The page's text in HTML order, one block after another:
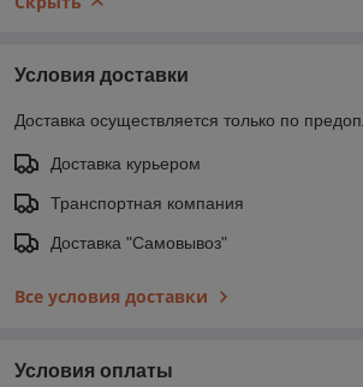
Условия доставки
Доставка осуществляется только по
Доставка курьером
Транспортная компания
Доставка "Самовывоз"
Все условия доставки
Условия оплаты